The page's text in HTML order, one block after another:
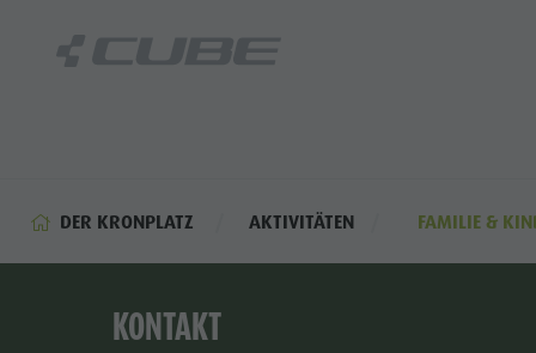
DER KRONPLATZ AKTIVITÄTEN FAMILIE &
KONTAKT